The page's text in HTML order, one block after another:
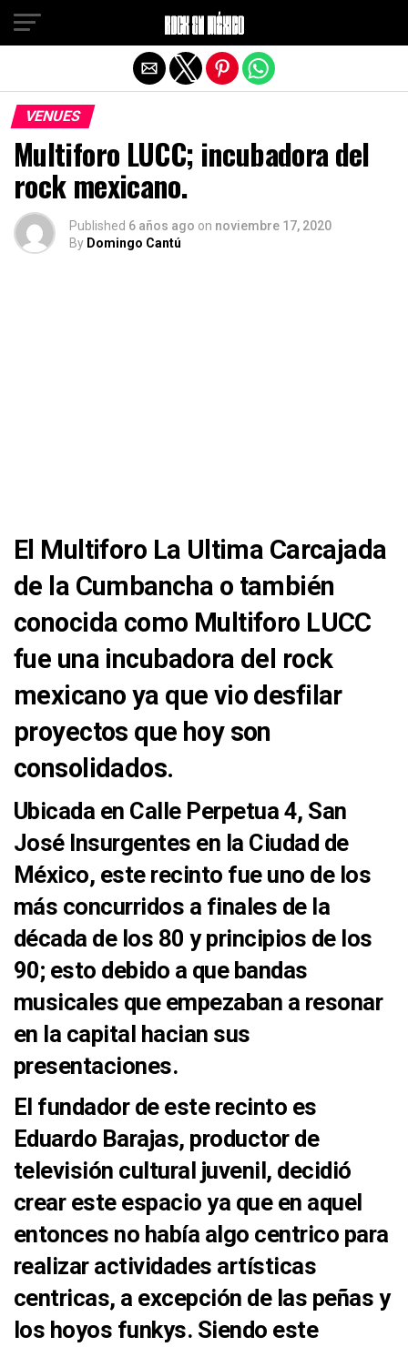
VENUES
Multiforo LUCC; incubadora del
rock mexicano.
Published 6 años ago on noviembre 17, 2020
By Domingo Cantú
El Multiforo La Ultima Carcajada
de la Cumbancha o también
conocida como Multiforo LUCC
fue una incubadora del rock
mexicano ya que vio desfilar
proyectos que hoy son
consolidados.
Ubicada en Calle Perpetua 4, San
José Insurgentes en la Ciudad de
México, este recinto fue uno de los
más concurridos a finales de la
década de los 80 y principios de los
90; esto debido a que bandas
musicales que empezaban a resonar
en la capital hacian sus
presentaciones.
El fundador de este recinto es
Eduardo Barajas, productor de
televisión cultural juvenil, decidió
crear este espacio ya que en aquel
entonces no había algo centrico para
realizar actividades artísticas
centricas, a excepción de las peñas y
los hoyos funkys. Siendo este
Salir de la versión móvil